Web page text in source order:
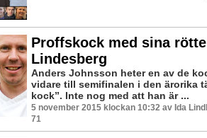
Proffskock med sina
Lindesberg
Anders Johnsson heter en av de
vidare till semifinalen i den ärorika
kock”. Inte nog med att han är ...
5 november 2015 klockan 10:32 av Ida
71